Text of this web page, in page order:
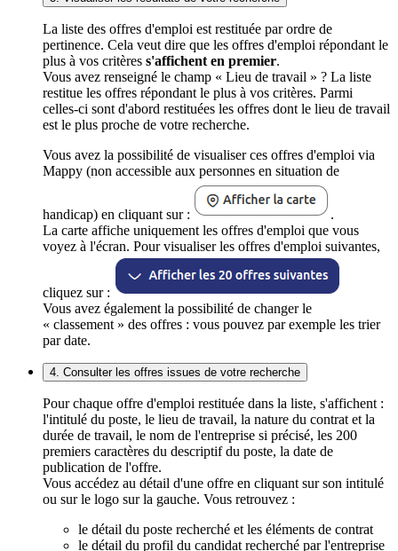
La liste des offres d'emploi est restituée par ordre de
pertinence. Cela veut dire que les offres d'emploi répondant le
plus à vos critères s'affichent en premier.
Vous avez renseigné le champ « Lieu de travail » ? La liste
restitue les offres répondant le plus à vos critères. Parmi
celles-ci sont d'abord restituées les offres dont le lieu de travail
est le plus proche de votre recherche.
Vous avez la possibilité de visualiser ces offres d'emploi via
Mappy (non accessible aux personnes en situation de
handicap) en cliquant sur :
.
La carte affiche uniquement les offres d'emploi que vous
voyez à l'écran. Pour visualiser les offres d'emploi suivantes,
cliquez sur :
Vous avez également la possibilité de changer le
« classement » des offres : vous pouvez par exemple les trier
par date.
4. Consulter les offres issues de votre recherche
Pour chaque offre d'emploi restituée dans la liste, s'affichent :
l'intitulé du poste, le lieu de travail, la nature du contrat et la
durée de travail, le nom de l'entreprise si précisé, les 200
premiers caractères du descriptif du poste, la date de
publication de l'offre.
Vous accédez au détail d'une offre en cliquant sur son intitulé
ou sur le logo sur la gauche. Vous retrouvez :
le détail du poste recherché et les éléments de contrat
le détail du profil du candidat recherché par l'entreprise